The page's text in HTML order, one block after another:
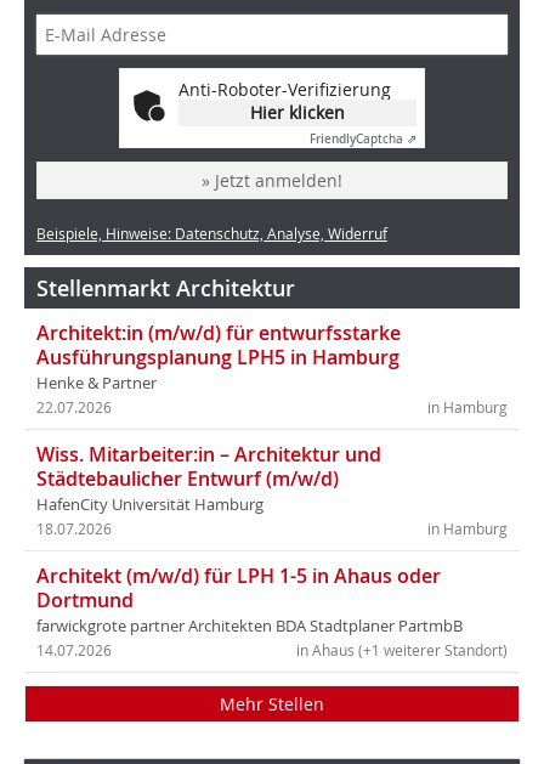
Anti-Roboter-Verifizierung
Hier klicken
FriendlyCaptcha ⇗
» Jetzt anmelden!
Beispiele, Hinweise: Datenschutz, Analyse, Widerruf
Stellenmarkt Architektur
Architekt:in (m/w/d) für entwurfsstarke
Ausführungsplanung LPH5 in Hamburg
Henke & Partner
in Hamburg
22.07.2026
Wiss. Mitarbeiter:in – Architektur und
Städtebaulicher Entwurf (m/w/d)
HafenCity Universität Hamburg
in Hamburg
18.07.2026
Architekt (m/w/d) für LPH 1-5 in Ahaus oder
Dortmund
farwickgrote partner Architekten BDA Stadtplaner PartmbB
in Ahaus (+1 weiterer Standort)
14.07.2026
Mehr Stellen